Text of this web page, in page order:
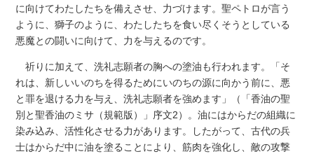
に向けてわたしたちを備えさせ、力づけます。聖ペトロが言う
ように、獅子のように、わたしたちを食い尽くそうとしている
悪魔との闘いに向けて、力を与えるのです。
祈りに加えて、洗礼志願者の胸への塗油も行われます。「そ
れは、新しいいのちを得るためにいのちの源に向かう前に、悪
と罪を退ける力を与え、洗礼志願者を強めます」（「香油の聖
別と聖香油のミサ（規範版）」序文2）。油にはからだの組織に
染み込み、活性化させる力があります。したがって、古代の兵
士はからだ中に油を塗ることにより、筋肉を強化し、敵の攻撃